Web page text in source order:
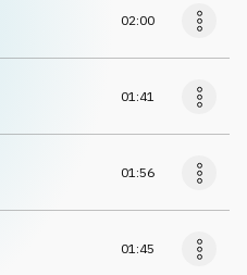
02:00
01:41
01:56
01:45